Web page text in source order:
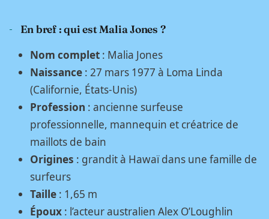
En bref : qui est Malia Jones ?
Nom complet : Malia Jones
Naissance : 27 mars 1977 à Loma Linda
(Californie, États-Unis)
Profession : ancienne surfeuse
professionnelle, mannequin et créatrice de
maillots de bain
Origines : grandit à Hawaï dans une famille de
surfeurs
Taille : 1,65 m
Époux : l’acteur australien Alex O’Loughlin